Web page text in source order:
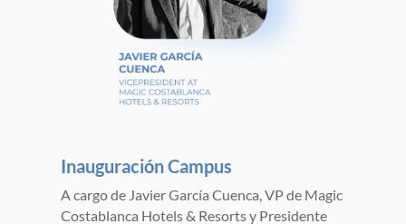
Inauguración Campus
A cargo de Javier García Cuenca, VP de Magic
Costablanca Hotels & Resorts y Presidente